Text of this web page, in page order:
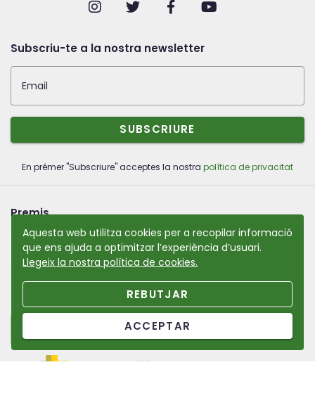
Aquesta web utilitza cookies per a recopilar informació
que ens ajuda a optimitzar l’experiència d’usuari.
Llegeix la nostra política de cookies.
REBUTJAR
ACCEPTAR
Subscriu-te a la nostra newsletter
Email
SUBSCRIURE
En prémer "Subscriure" acceptes la nostra política de privacitat
Premis